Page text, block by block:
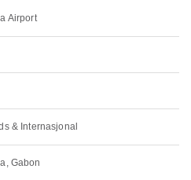
Airport
& Internasjonal
Gabon